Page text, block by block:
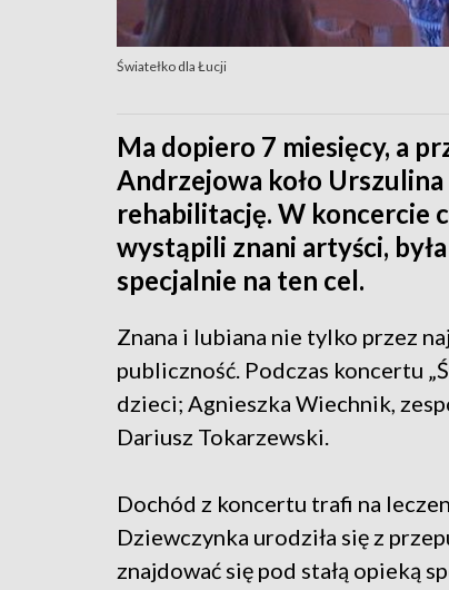
Światełko dla Łucji
Ma dopiero 7 miesięcy, a
Andrzejowa koło
rehabilitację. W koncercie
wystąpili znani artyści,
specjalnie na ten cel.
Znana i lubiana nie tylko przez
publiczność. Podczas koncertu
dzieci; Agnieszka Wiechnik,
Dariusz Tokarzewski.
Dochód z koncertu trafi na
Dziewczynka urodziła się z
znajdować się pod stałą opieką